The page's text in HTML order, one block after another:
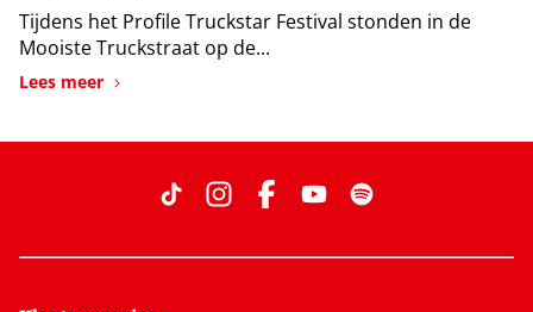
Tijdens het Profile Truckstar Festival stonden in de
Mooiste Truckstraat op de...
Lees meer